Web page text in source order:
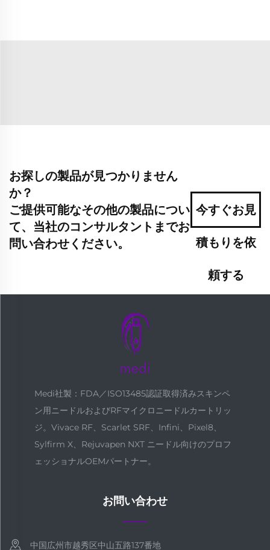
お探しの製品が見つかりません
か？
ご提供可能なその他の製品につい
て、当社のコンサルタントまでお
問い合わせください。
今すぐお見
積もりを依
頼する
Medi社製：FDA／ISO13485認証取得済みスキンペ
ン用ニードルおよびRFマイクロニードルカートリッ
ジ。Vivace RF、Scarlet SRF、Infini、Pixel8、
Sylfirm X、Rejuvapen NXT ニードル向けのプロフ
ェッショナルOEMパートナー。
お問い合わせ
中国広州市越秀区中山五路137番地